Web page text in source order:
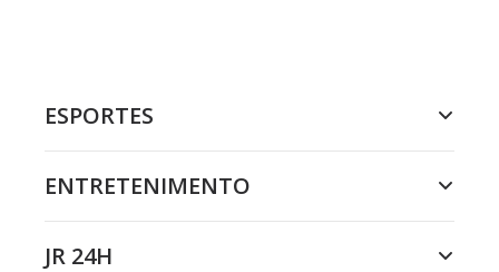
ESPORTES
ENTRETENIMENTO
JR 24H